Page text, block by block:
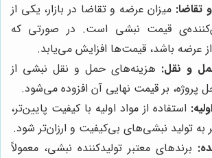
تقاضا: میزان عرضه و تقاضا در بازار، یکی از
قیمت نبشی است. در صورتی که
عرضه باشد، قیمت‌ها افزایش می‌یابد.
و نقل: هزینه‌های حمل و نقل نبشی از
پروژه، بر قیمت نهایی آن افزوده می‌شود.
استفاده از مواد اولیه با کیفیت پایین‌تر،
به تولید نبشی‌های بی‌کیفیت و ارزان‌تر شود.
برندهای معتبر تولیدکننده نبشی، معمولاً